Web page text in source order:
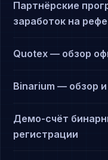
Партнёрские
заработок на рефе
Quotex — обзор
Binarium — обзор
Демо-счёт
регистрации